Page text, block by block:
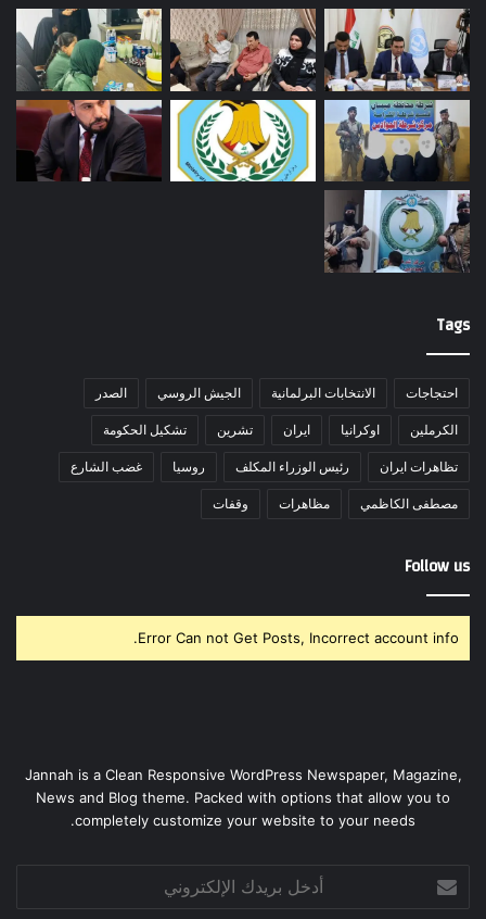
Tags
احتجاجات الانتخابات البرلمانية الجيش الروسي الصدر
الكرملين اوكرانيا ايران تشرين تشكيل الحكومة
تظاهرات ايران رئيس الوزراء المكلف روسيا غضب الشارع
مصطفى الكاظمي مظاهرات وقفات
Follow us
Error Can not Get Posts, Incorrect account info.
Jannah is a Clean Responsive WordPress Newspaper, Magazine,
News and Blog theme. Packed with options that allow you to
completely customize your website to your needs.
بريدك